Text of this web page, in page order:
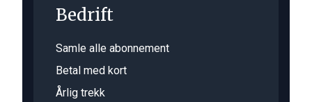
Bedrift
Samle alle abonnement
Betal med kort
Årlig trekk